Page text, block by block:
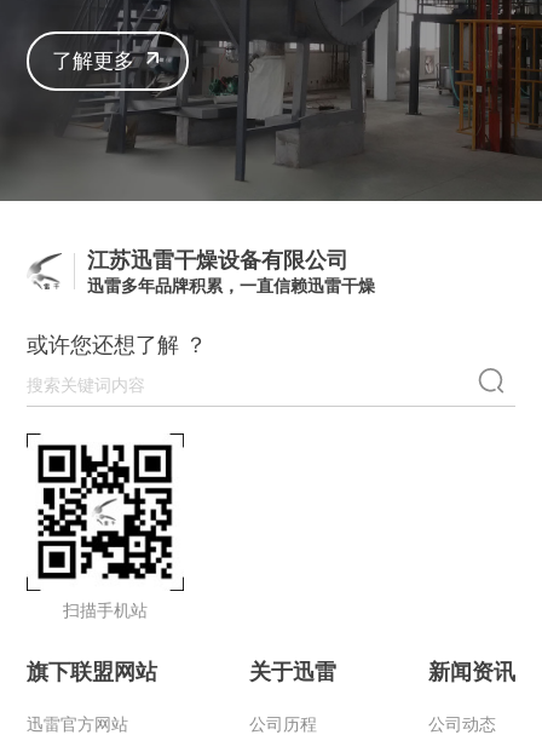
了解更多
江苏迅雷干燥设备有限公司
迅雷多年品牌积累，一直信赖迅雷干燥
或许您还想了解 ？
扫描手机站
旗下联盟网站
迅雷官方网站
关于迅雷
公司历程
新闻资讯
公司动态